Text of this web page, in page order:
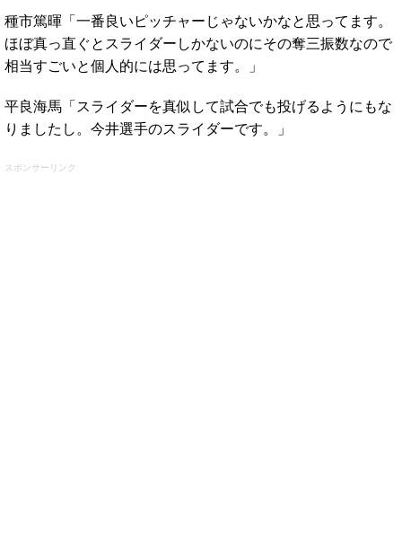
種市篤暉「一番良いピッチャーじゃないかなと思ってます。
ほぼ真っ直ぐとスライダーしかないのにその奪三振数なので
相当すごいと個人的には思ってます。」
平良海馬「スライダーを真似して試合でも投げるようにもな
りましたし。今井選手のスライダーです。」
スポンサーリンク